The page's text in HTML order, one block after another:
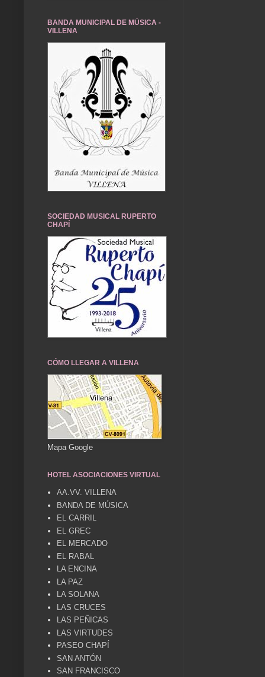
BANDA MUNICIPAL DE MÚSICA -
VILLENA
SOCIEDAD MUSICAL RUPERTO
CHAPÍ
CÓMO LLEGAR A VILLENA
Mapa Google
HOTEL ASOCIACIONES VIRTUAL
AA.VV. VILLENA
BANDA DE MÚSICA
EL CARRIL
EL GREC
EL MERCADO
EL RABAL
LA ENCINA
LA PAZ
LA SOLANA
LAS CRUCES
LAS PEÑICAS
LAS VIRTUDES
PASEO CHAPÍ
SAN ANTÓN
SAN FRANCISCO